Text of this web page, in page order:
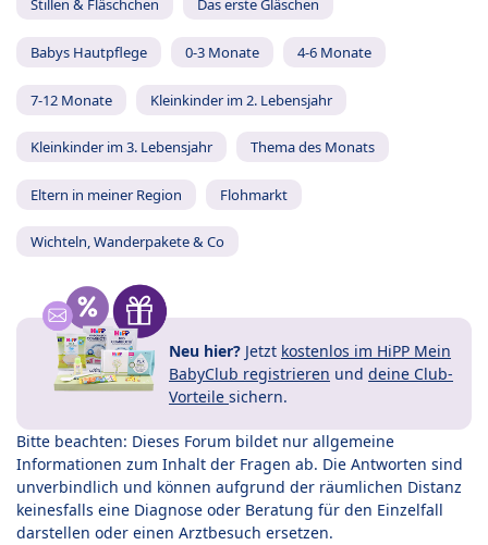
Stillen & Fläschchen Das erste Gläschen
Babys Hautpflege 0-3 Monate 4-6 Monate
7-12 Monate Kleinkinder im 2. Lebensjahr
Kleinkinder im 3. Lebensjahr Thema des Monats
Eltern in meiner Region Flohmarkt
Wichteln, Wanderpakete & Co
Neu hier? Jetzt kostenlos im HiPP Mein
BabyClub registrieren und deine Club-
Vorteile sichern.
Bitte beachten: Dieses Forum bildet nur allgemeine
Informationen zum Inhalt der Fragen ab. Die Antworten sind
unverbindlich und können aufgrund der räumlichen Distanz
keinesfalls eine Diagnose oder Beratung für den Einzelfall
darstellen oder einen Arztbesuch ersetzen.